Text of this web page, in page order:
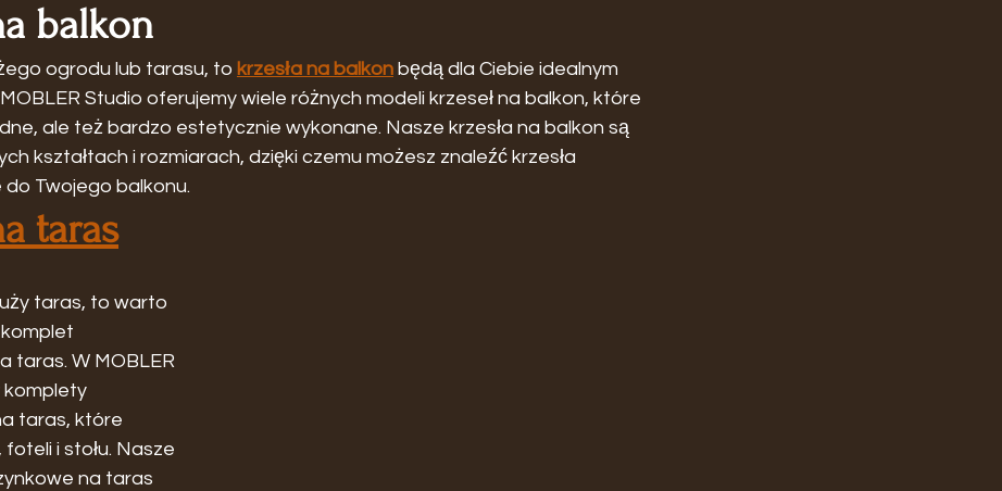
balkon
ogrodu lub tarasu, to krzesła na balkon będą dla Ciebie idealnym
Studio oferujemy wiele różnych modeli krzeseł na balkon, które
ale też bardzo estetycznie wykonane. Nasze krzesła na balkon są
kształtach i rozmiarach, dzięki czemu możesz znaleźć krzesła
Twojego balkonu.
taras
taras, to warto
taras. W MOBLER
komplety
taras, które
foteli i stołu. Nasze
na taras